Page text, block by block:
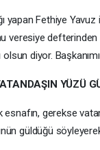
yapan Fethiye
veresiye
diyor.
YÜZÜ
esnafın, gerekse
güldüğü